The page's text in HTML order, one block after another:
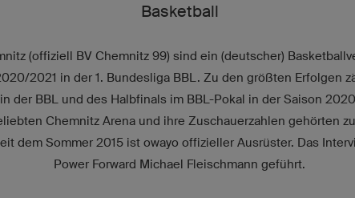
Basketball
(offiziell BV Chemnitz 99) sind ein (deutscher)
2021 in der 1. Bundesliga BBL. Zu den größten Erfolgen
der BBL und des Halbfinals im BBL-Pokal in der Saison
Chemnitz Arena und ihre Zuschauerzahlen gehörten
dem Sommer 2015 ist owayo offizieller Ausrüster. Das
Power Forward Michael Fleischmann geführt.